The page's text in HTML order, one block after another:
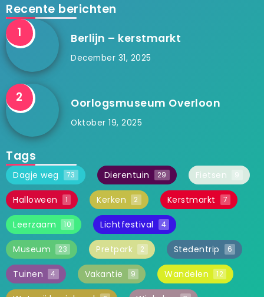
Recente berichten
Berlijn – kerstmarkt
December 31, 2025
Oorlogsmuseum Overloon
Oktober 19, 2025
Tags
Dagje weg 73 Dierentuin 29 Fietsen 9
Halloween 1 Kerken 2 Kerstmarkt 7
Leerzaam 10 Lichtfestival 4
Museum 23 Pretpark 2 Stedentrip 6
Tuinen 4 Vakantie 9 Wandelen 12